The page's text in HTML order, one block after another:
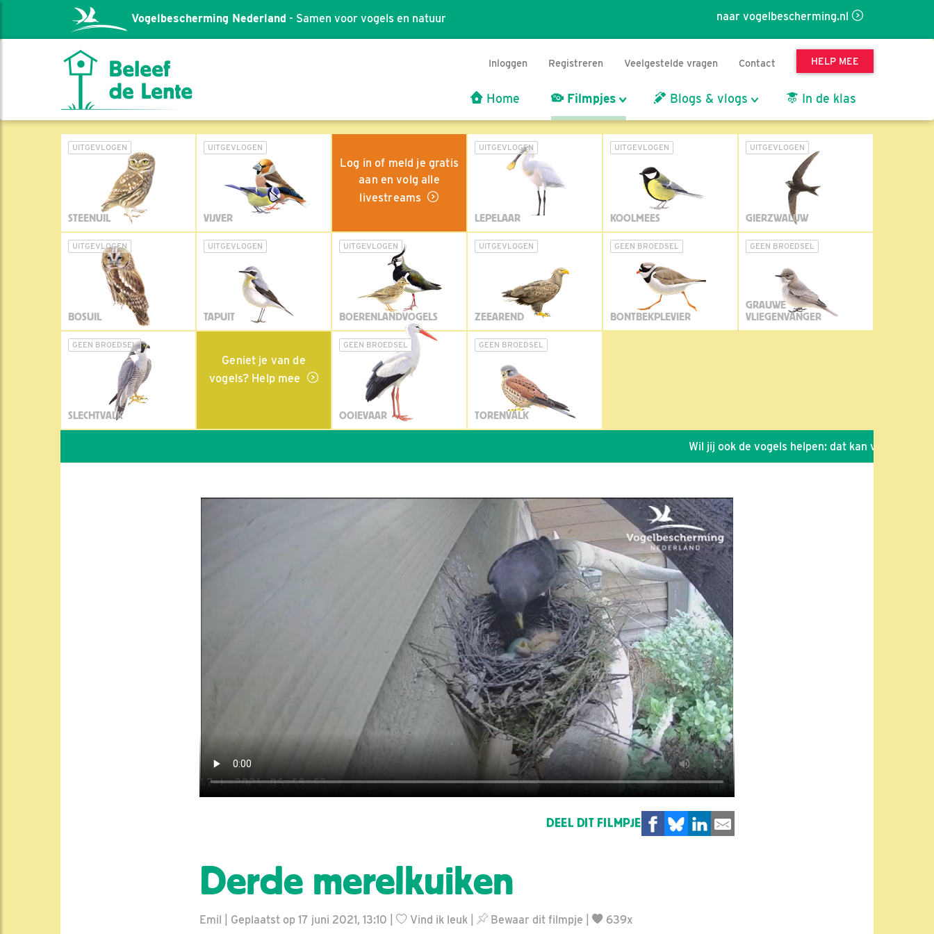
naar vogelbescherming.nl
Vogelbescherming Nederland - Samen voor vogels en natuur
Inloggen Registreren Veelgestelde vragen Contact HELP MEE
Home Filmpjes Blogs & vlogs In de klas
UITGEVLOGEN
STEENUIL
UITGEVLOGEN
VIJVER
Log in of meld je gratis
aan en volg alle
livestreams
UITGEVLOGEN
LEPELAAR
UITGEVLOGEN
KOOLMEES
UITGEVLOGEN
GIERZWALUW
UITGEVLOGEN
BOSUIL
UITGEVLOGEN
TAPUIT
UITGEVLOGEN
BOERENLANDVOGELS
UITGEVLOGEN
ZEEAREND
GEEN BROEDSEL
BONTBEKPLEVIER
GEEN BROEDSEL
GRAUWE
VLIEGENVANGER
GEEN BROEDSEL
SLECHTVALK
Geniet je van de
vogels? Help mee
GEEN BROEDSEL
OOIEVAAR
GEEN BROEDSEL
TORENVALK
Wil jij ook de vogels helpen: dat kan via de link!
DEEL DIT FILMPJE
Derde merelkuiken
Emil | Geplaatst op 17 juni 2021, 13:10 | Vind ik leuk Bewaar dit filmpje 639x